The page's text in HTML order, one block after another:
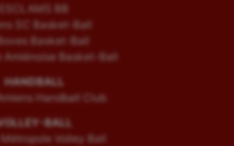
ESCLAMS BB
SC Basket-Ball
Boves Basket-Ball
Amiénoise Basket-Ball
HANDBALL
Handball Club
BALL
Volley Ball